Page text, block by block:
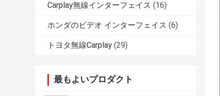
Carplay無線インターフェイス (16)
ホンダのビデオ インターフェイス (6)
トヨタ無線Carplay (29)
最もよいプロダクト